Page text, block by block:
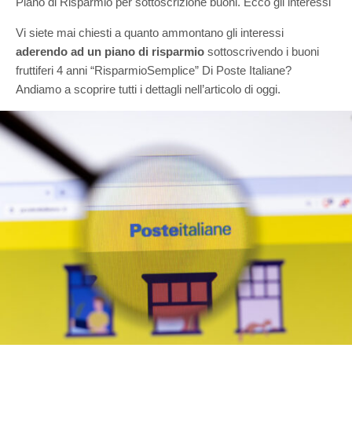
Vi siete mai chiesti a quanto ammontano gli interessi
aderendo ad un piano di risparmio sottoscrivendo i buoni
fruttiferi 4 anni “RisparmioSemplice” Di Poste Italiane?
Andiamo a scoprire tutti i dettagli nell’articolo di oggi.